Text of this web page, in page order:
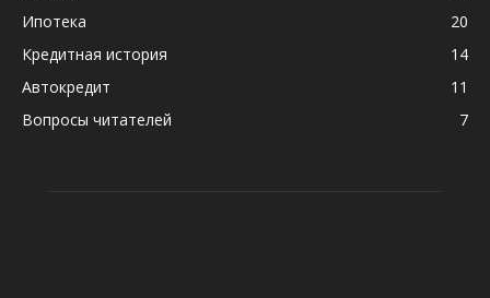
Ипотека
20
Кредитная история
14
Автокредит
11
Вопросы читателей
7